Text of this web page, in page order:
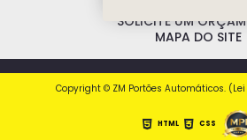
SOLICITE UM
MAPA DO SITE
Copyright © ZM Portões Automáticos.
HTML CSS